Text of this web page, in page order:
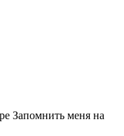
Запомнить меня на